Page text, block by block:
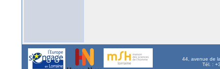
44, avenue de
Tél. :